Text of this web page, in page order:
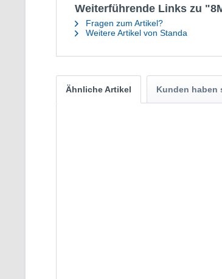
Weiterführende Links zu
Fragen zum Artikel?
Weitere Artikel von Standa
Ähnliche Artikel Kunden haben